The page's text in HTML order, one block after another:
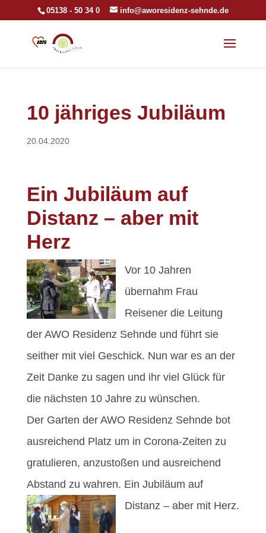
05138 - 50 34 0 info@aworesidenz-sehnde.de
10 jähriges Jubiläum
20.04.2020
Ein Jubiläum auf
Distanz – aber mit
Herz
Vor 10 Jahren
übernahm Frau
Reisener die Leitung
der AWO Residenz Sehnde und führt sie
seither mit viel Geschick. Nun war es an der
Zeit Danke zu sagen und ihr viel Glück für
die nächsten 10 Jahre zu wünschen.
Der Garten der AWO Residenz Sehnde bot
ausreichend Platz um in Corona-Zeiten zu
gratulieren, anzustoßen und ausreichend
Abstand zu wahren. Ein Jubiläum auf
Distanz – aber mit Herz.